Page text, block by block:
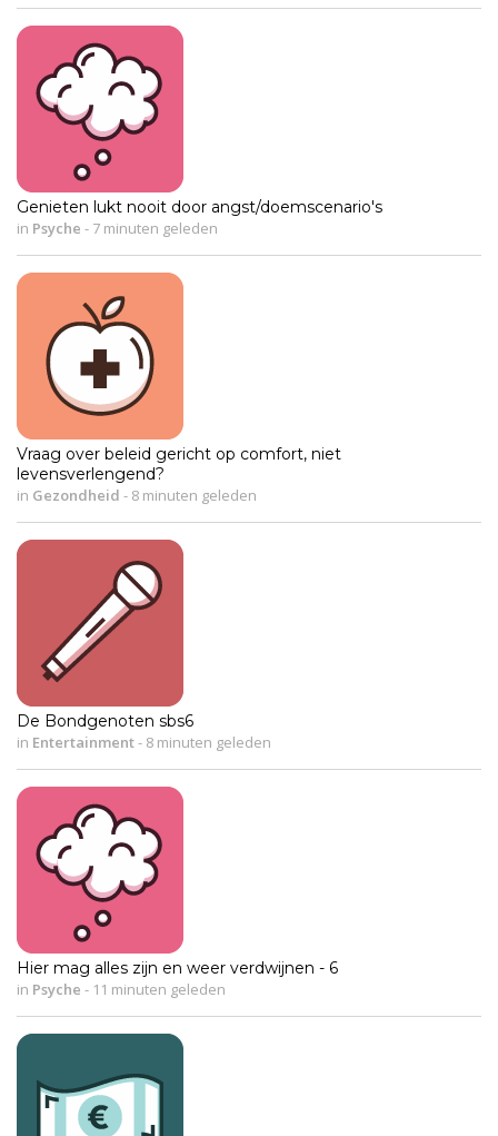
Genieten lukt nooit door angst/doemscenario's
in Psyche - 7 minuten geleden
Vraag over beleid gericht op comfort, niet
levensverlengend?
in Gezondheid - 8 minuten geleden
De Bondgenoten sbs6
in Entertainment- 8 minuten geleden
Hier mag alles zijn en weer verdwijnen - 6
in Psyche - 11 minuten geleden